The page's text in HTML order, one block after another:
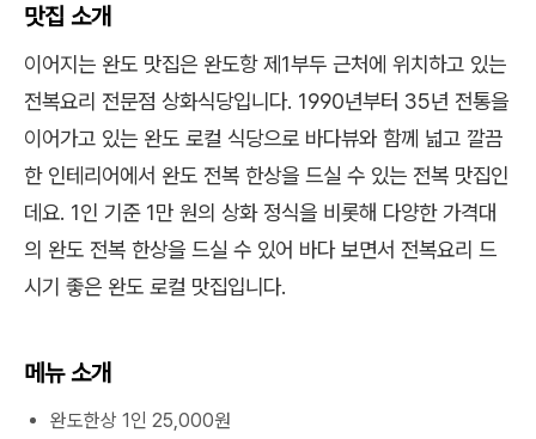
맛집 소개
이어지는 완도 맛집은 완도항 제1부두 근처에 위치하고 있는
전복요리 전문점 상화식당입니다. 1990년부터 35년 전통을
이어가고 있는 완도 로컬 식당으로 바다뷰와 함께 넓고 깔끔
한 인테리어에서 완도 전복 한상을 드실 수 있는 전복 맛집인
데요. 1인 기준 1만 원의 상화 정식을 비롯해 다양한 가격대
의 완도 전복 한상을 드실 수 있어 바다 보면서 전복요리 드
시기 좋은 완도 로컬 맛집입니다.
메뉴 소개
완도한상 1인 25,000원